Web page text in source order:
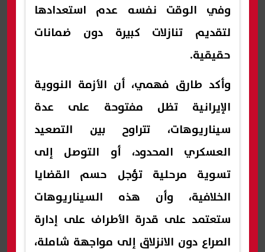
وفي الوقت نفسه عدم استعدادها
لتقديم تنازلات كبيرة دون ضمانات
حقيقية.
وأكد طارق فهمي، أن الأزمة النووية
الإيرانية تظل مفتوحة على عدة
سيناريوهات، تتراوح بين التصعيد
العسكري المحدود، أو التوصل إلى
تسوية مرحلية تؤجل حسم القضايا
الخلافية، وأن هذه السيناريوهات
ستعتمد على قدرة الأطراف على إدارة
الصراع دون الانزلاق إلى مواجهة شاملة،